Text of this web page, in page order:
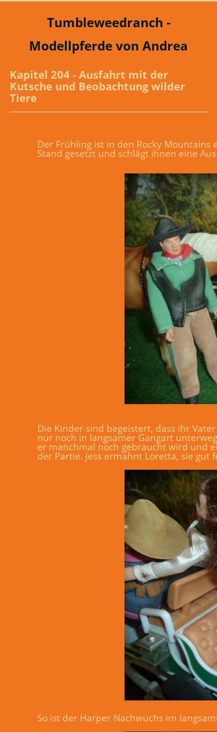
Tumbleweedranch -
Modellpferde von Andrea
Kapitel 204 - Ausfahrt mit der
Kutsche und Beobachtung wilder
Tiere
Der Frühling ist in den Rocky Mountains
Stand gesetzt und schlägt ihnen eine
Die Kinder sind begeistert, dass ihr
nur noch in langsamer Gangart
er manchmal noch gebraucht wird und
der Partie. Jess ermahnt Loretta, sie gut
So ist der Harper Nachwuchs im